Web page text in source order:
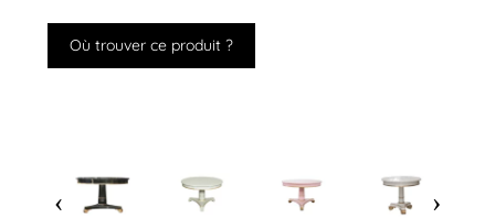
Où trouver ce produit ?